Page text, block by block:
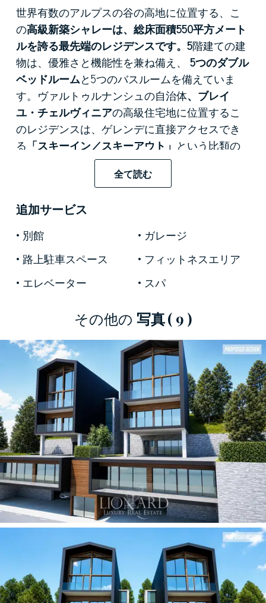
世界有数のアルプスの谷の高地に位置する、こ
の高級新築シャレーは、 総床面積550平方メート
ルを誇る最先端のレジデンスです。5階建ての建
物は、優雅さと機能性を兼ね備え、 5つのダブル
ベッドルームと5つのバスルームを備えていま
す。ヴァルトゥルナンシュの自治体、ブレイ
ユ・チェルヴィニアの高級住宅地に位置するこ
のレジデンスは、ゲレンデに直接アクセスでき
る 「スキーイン／スキーアウト」 という比類の
ない特権を享受でき、背景には伝説的なマッタ
ーホルンのシルエットが広がります。現代的な
物件を特徴づけ、
魅力で迎え入れるために設計されています。そ
の希少な立地と広々とした室内空間により、こ
の物件はエリートホスピタリティ サービスに最
適であり、国際不動産市場において非常に価値
の高い投資物件となっています。
2027年12月に完成予定のこの最先端の邸宅は
アルプスのホスピタリティの魅力と未来的な建
築ミニマリズムを見事に融合させた傑作です。
外観は、ボリュームと幾何学模様が洗練された
調和を奏で、室内に光をたっぷりと取り込み、
山々のスカイラインを額縁のように切り取るよ
うに設計された、印象的な床から天井までの窓
が、温かみのある木材の仕上げとダークで洗練
されたラインのプロファイルと見事に調和して
います。建物は5つのフロアに調和よく配置さ
れ、内部エレベーターでアクセスできます。ス
イートとバスルームの巧みなレイアウトによ
り、絶対的なプライバシーが確保されていま
す。洗練された独立した別館が複合施設を完成
最高級の環境で賓客やサービススタッフ
をもてなすのに理想的な、独立した優雅な空間
を創り出しています。
全て読む
追加サービス
別館
ガレージ
路上駐車スペース
フィットネスエリア
エレベーター
スパ
その他の 写真( 9 )